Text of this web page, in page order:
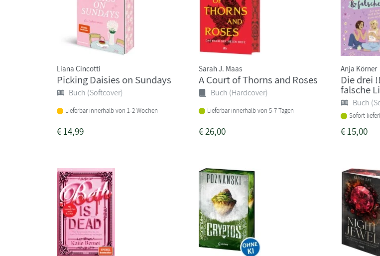
Liana Cincotti
Picking Daisies on Sundays
Buch (Softcover)
Lieferbar innerhalb von 1-2 Wochen
€14,99
Sarah J. Maas
A Court of Thorns and Roses
Buch (Hardcover)
Lieferbar innerhalb von 5-7 Tagen
€26,00
Anja Körner
Die drei
falsche
Buch
Sofort
€15,00